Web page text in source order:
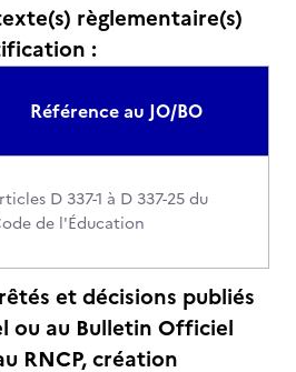
règlementaire(s)
:
Référence au JO/BO
D 337-1 à D 337-25 du
de l'Éducation
et décisions publiés
ou au Bulletin Officiel
RNCP, création